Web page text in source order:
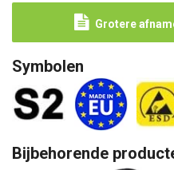
Grotere
Symbolen
Bijbehorende